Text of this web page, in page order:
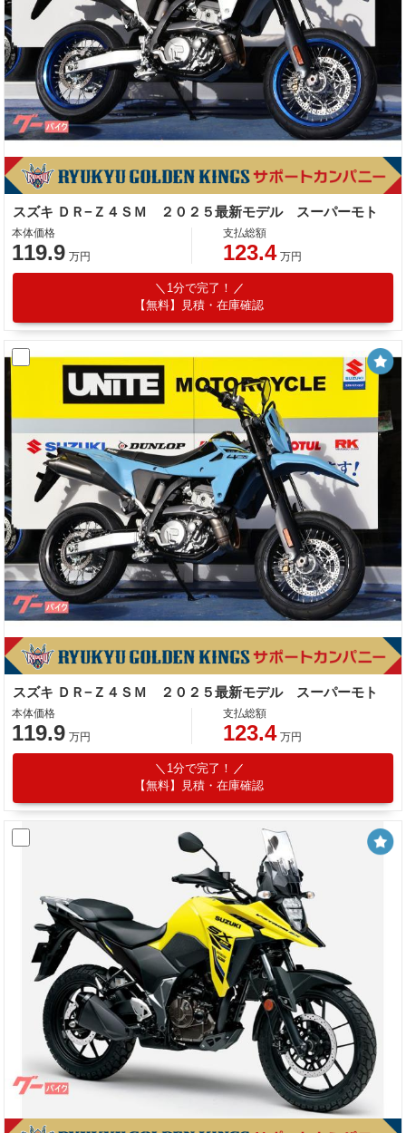
スズキ ＤＲ−Ｚ４ＳＭ ２０２５最新モデル スーパーモト
本体価格
119.9 万円
支払総額
123.4 万円
1分で完了！
【無料】見積・在庫確認
スズキ ＤＲ−Ｚ４ＳＭ ２０２５最新モデル スーパーモト
本体価格
119.9 万円
支払総額
123.4 万円
1分で完了！
【無料】見積・在庫確認